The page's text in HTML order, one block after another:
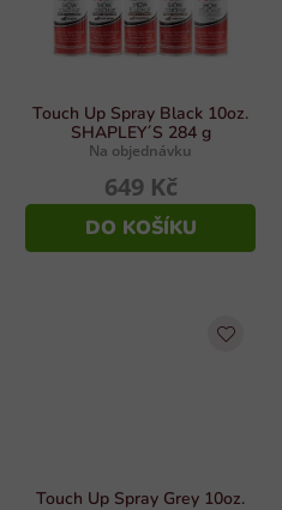
Touch Up Spray Black 10oz.
SHAPLEY´S 284 g
Na objednávku
649 Kč
DO KOŠÍKU
Touch Up Spray Grey 10oz.